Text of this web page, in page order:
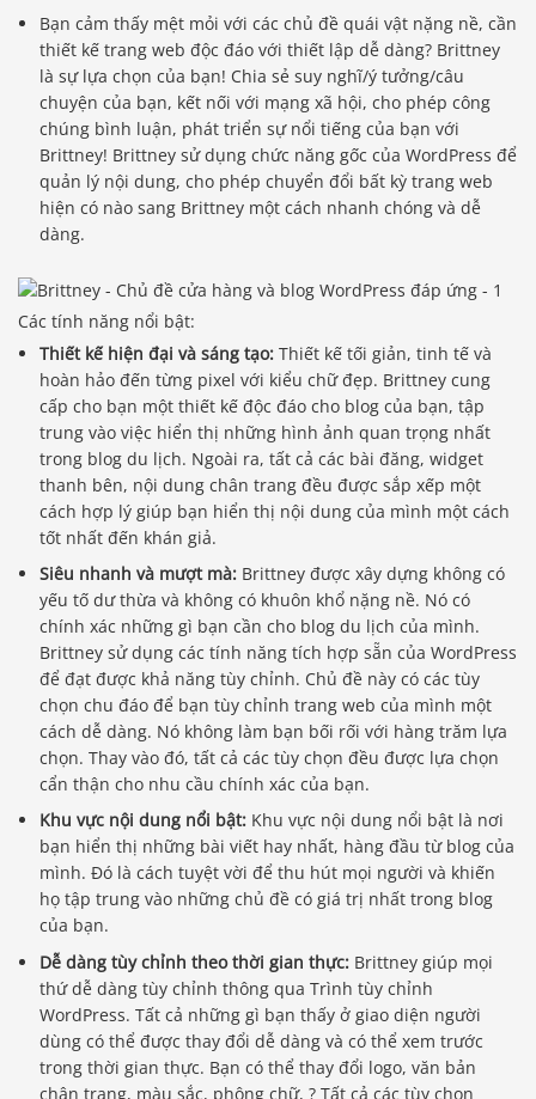
Bạn cảm thấy mệt mỏi với các chủ đề quái vật nặng nề, cần
thiết kế trang web độc đáo với thiết lập dễ dàng? Brittney
là sự lựa chọn của bạn! Chia sẻ suy nghĩ/ý tưởng/câu
chuyện của bạn, kết nối với mạng xã hội, cho phép công
chúng bình luận, phát triển sự nổi tiếng của bạn với
Brittney! Brittney sử dụng chức năng gốc của WordPress để
quản lý nội dung, cho phép chuyển đổi bất kỳ trang web
hiện có nào sang Brittney một cách nhanh chóng và dễ
dàng.
Các tính năng nổi bật:
Thiết kế hiện đại và sáng tạo: Thiết kế tối giản, tinh tế và
hoàn hảo đến từng pixel với kiểu chữ đẹp. Brittney cung
cấp cho bạn một thiết kế độc đáo cho blog của bạn, tập
trung vào việc hiển thị những hình ảnh quan trọng nhất
trong blog du lịch. Ngoài ra, tất cả các bài đăng, widget
thanh bên, nội dung chân trang đều được sắp xếp một
cách hợp lý giúp bạn hiển thị nội dung của mình một cách
tốt nhất đến khán giả.
Siêu nhanh và mượt mà: Brittney được xây dựng không có
yếu tố dư thừa và không có khuôn khổ nặng nề. Nó có
chính xác những gì bạn cần cho blog du lịch của mình.
Brittney sử dụng các tính năng tích hợp sẵn của WordPress
để đạt được khả năng tùy chỉnh. Chủ đề này có các tùy
chọn chu đáo để bạn tùy chỉnh trang web của mình một
cách dễ dàng. Nó không làm bạn bối rối với hàng trăm lựa
chọn. Thay vào đó, tất cả các tùy chọn đều được lựa chọn
cẩn thận cho nhu cầu chính xác của bạn.
Khu vực nội dung nổi bật: Khu vực nội dung nổi bật là nơi
bạn hiển thị những bài viết hay nhất, hàng đầu từ blog của
mình. Đó là cách tuyệt vời để thu hút mọi người và khiến
họ tập trung vào những chủ đề có giá trị nhất trong blog
của bạn.
Dễ dàng tùy chỉnh theo thời gian thực: Brittney giúp mọi
thứ dễ dàng tùy chỉnh thông qua Trình tùy chỉnh
WordPress. Tất cả những gì bạn thấy ở giao diện người
dùng có thể được thay đổi dễ dàng và có thể xem trước
trong thời gian thực. Bạn có thể thay đổi logo, văn bản
chân trang, màu sắc, phông chữ, ? Tất cả các tùy chọn